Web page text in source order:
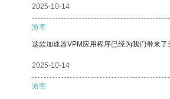
2025-10-14
游客
这款加速器VPM应用程序已经为我们带来了
2025-10-14
游客